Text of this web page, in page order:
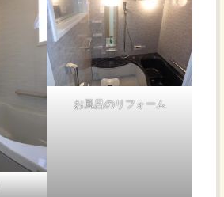
お風呂のリフォーム